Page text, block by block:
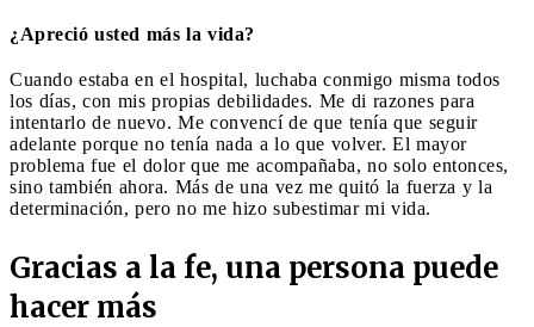
¿Apreció usted más la vida?
Cuando estaba en el hospital, luchaba conmigo misma todos
los días, con mis propias debilidades. Me di razones para
intentarlo de nuevo. Me convencí de que tenía que seguir
adelante porque no tenía nada a lo que volver. El mayor
problema fue el dolor que me acompañaba, no solo entonces,
sino también ahora. Más de una vez me quitó la fuerza y ​​la
determinación, pero no me hizo subestimar mi vida.
Gracias a la fe, una persona puede
hacer más